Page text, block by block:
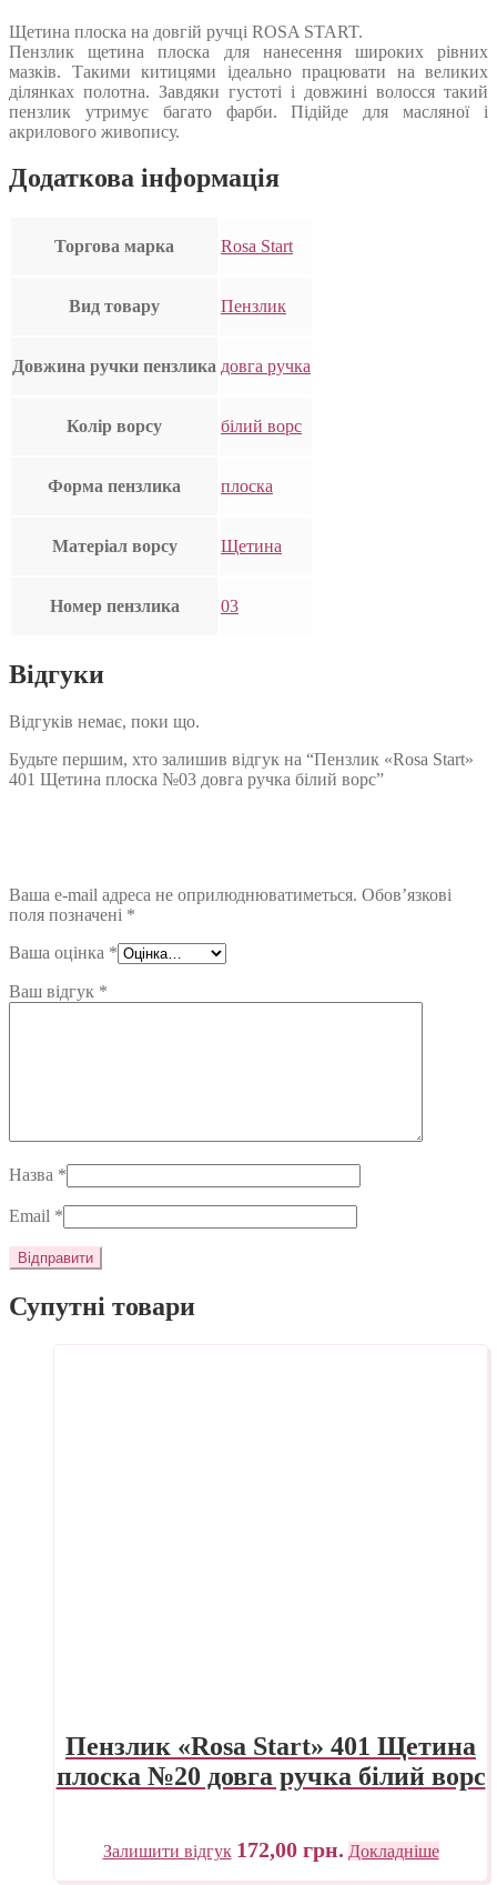
Щетина плоска на довгій ручці ROSA START.
Пензлик щетина плоска для нанесення широких рівних
мазків. Такими китицями ідеально працювати на великих
ділянках полотна. Завдяки густоті і довжині волосся такий
пензлик утримує багато фарби. Підійде для масляної і
акрилового живопису.
Додаткова інформація
Торгова марка Rosa Start
Вид товару Пензлик
Довжина ручки пензлика довга ручка
Колір ворсу білий ворс
Форма пензлика плоска
Матеріал ворсу Щетина
Номер пензлика 03
Відгуки
Відгуків немає, поки що.
Будьте першим, хто залишив відгук на “Пензлик «Rosa Start»
401 Щетина плоска №03 довга ручка білий ворс”
Ваша e-mail адреса не оприлюднюватиметься. Обов’язкові
поля позначені *
Ваша оцінка *
Ваш відгук *
Назва *
Email *
Супутні товари
Пензлик «Rosa Start» 401 Щетина
плоска №20 довга ручка білий ворс
Залишити відгук 172,00 грн. Докладніше